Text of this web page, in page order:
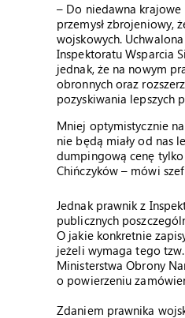
– Do niedawna
przemysł zbrojeniowy,
wojskowych.
Inspektoratu Wsparcia
jednak, że na nowym
obronnych oraz
pozyskiwania lepszych
Mniej optymistycznie
nie będą miały od nas
dumpingową cenę
Chińczyków – mówi
Jednak prawnik z
publicznych
O jakie konkretnie
jeżeli wymaga tego
Ministerstwa Obrony
o powierzeniu
Zdaniem prawnika